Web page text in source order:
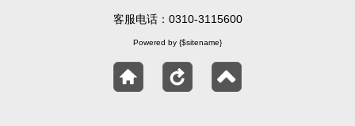
客服电话：0310-3115600
Powered by {$sitename}